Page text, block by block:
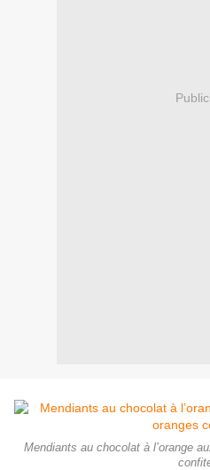
Mendiants au chocolat à l’orange